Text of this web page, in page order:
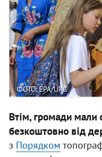
ФОТО: EPA/UPG
Втім, громади мали
безкоштовно від
з Порядком